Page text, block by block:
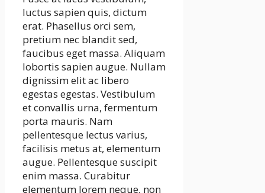
luctus sapien quis, dictum
erat. Phasellus orci sem,
pretium nec blandit sed,
faucibus eget massa. Aliquam
lobortis sapien augue. Nullam
dignissim elit ac libero
egestas egestas. Vestibulum
et convallis urna, fermentum
porta mauris. Nam
pellentesque lectus varius,
facilisis metus at, elementum
augue. Pellentesque suscipit
enim massa. Curabitur
elementum lorem neque, non